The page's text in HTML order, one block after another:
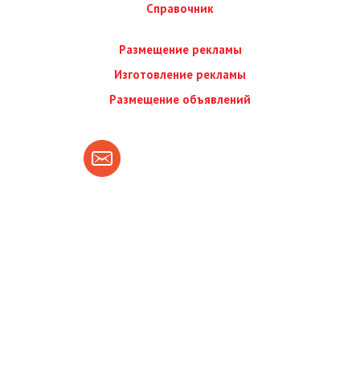
Справочник
Размещение рекламы
Изготовление рекламы
Размещение объявлений